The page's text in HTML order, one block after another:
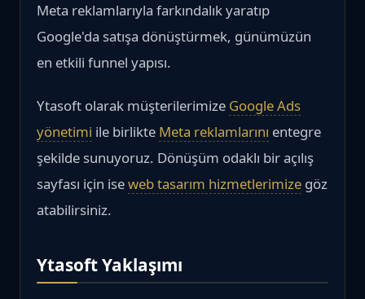
Meta reklamlarıyla farkındalık yaratıp
Google'da satışa dönüştürmek, günümüzün
en etkili funnel yapısı.
Ytasoft olarak müşterilerimize Google Ads
yönetimi ile birlikte Meta reklamlarını entegre
şekilde sunuyoruz. Dönüşüm odaklı bir açılış
sayfası için iseweb tasarım hizmetlerimize göz
atabilirsiniz.
Ytasoft Yaklaşımı